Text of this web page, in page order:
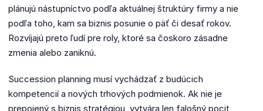
plánujú nástupníctvo podľa aktuálnej štruktúry firmy a nie
podľa toho, kam sa biznis posunie o päť či desať rokov.
Rozvíjajú preto ľudí pre roly, ktoré sa čoskoro zásadne
zmenia alebo zaniknú.
Succession planning musí vychádzať z budúcich
kompetencií a nových trhových podmienok. Ak nie je
prepojený s biznis stratégiou, vytvára len falošný pocit